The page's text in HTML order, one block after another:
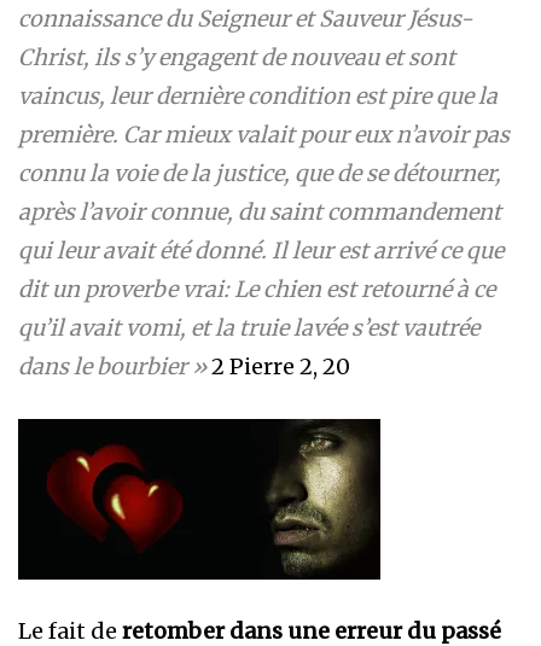
connaissance du Seigneur et Sauveur Jésus-
Christ, ils s’y engagent de nouveau et sont
vaincus, leur dernière condition est pire que la
première. Car mieux valait pour eux n’avoir pas
connu la voie de la justice, que de se détourner,
après l’avoir connue, du saint commandement
qui leur avait été donné. Il leur est arrivé ce que
dit un proverbe vrai: Le chien est retourné à ce
qu’il avait vomi, et la truie lavée s’est vautrée
dans le bourbier »2 Pierre 2, 20
Le fait de retomber dans une erreur du passé